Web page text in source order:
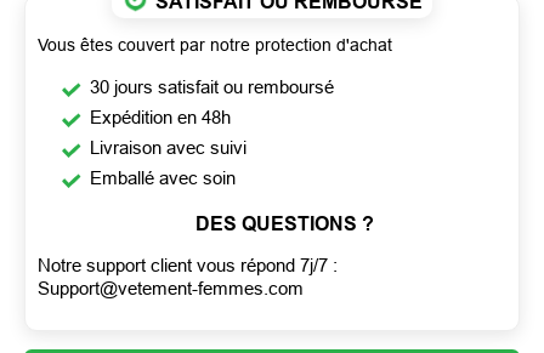
Vous êtes couvert par notre protection d'achat
30 jours satisfait ou remboursé
Expédition en 48h
Livraison avec suivi
Emballé avec soin
DES QUESTIONS ?
Notre support client vous répond 7j/7 :
Support@vetement-femmes.com